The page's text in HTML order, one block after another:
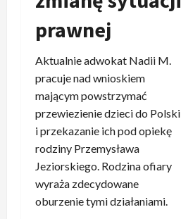
prawnej
Aktualnie adwokat Nadii M.
pracuje nad wnioskiem
mającym powstrzymać
przewiezienie dzieci do Polski
i przekazanie ich pod opiekę
rodziny Przemysława
Jeziorskiego. Rodzina ofiary
wyraża zdecydowane
oburzenie tymi działaniami.